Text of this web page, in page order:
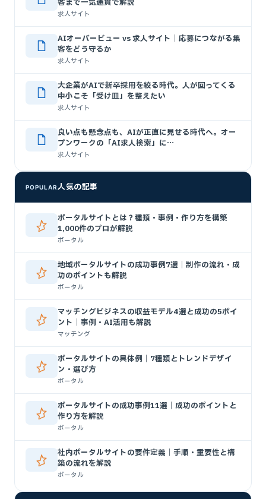
客まで一気通貫で解説
求人サイト
AIオーバービュー vs 求人サイト｜応募につながる集
客をどう守るか
求人サイト
大企業がAIで新卒採用を絞る時代。人が回ってくる
中小こそ「受け皿」を整えたい
求人サイト
良い点も懸念点も、AIが正直に見せる時代へ。オー
プンワークの「AI求人検索」に…
求人サイト
POPULAR人気の記事
ポータルサイトとは？種類・事例・作り方を構築
1,000件のプロが解説
ポータル
地域ポータルサイトの成功事例7選｜制作の流れ・成
功のポイントも解説
ポータル
マッチングビジネスの収益モデル4選と成功の5ポイ
ント｜事例・AI活用も解説
マッチング
ポータルサイトの具体例｜7種類とトレンドデザイ
ン・選び方
ポータル
ポータルサイトの成功事例11選｜成功のポイントと
作り方を解説
ポータル
社内ポータルサイトの要件定義｜手順・重要性と構
築の流れを解説
ポータル